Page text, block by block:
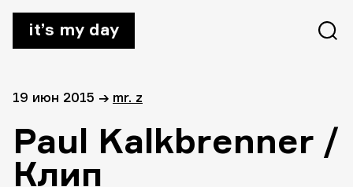
it’s my day
19 июн 2015 → mr. z
Paul Kalkbrenner /
Клип